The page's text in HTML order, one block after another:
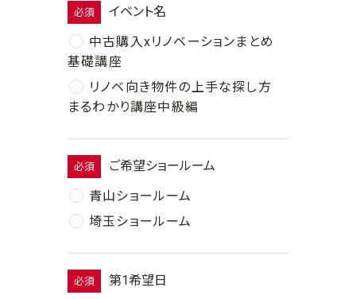
必須
イベント名
中古購入xリノベーションまとめ
基礎講座
リノベ向き物件の上手な探し方
まるわかり講座中級編
必須
ご希望ショールーム
青山ショールーム
埼玉ショールーム
必須 第1希望日